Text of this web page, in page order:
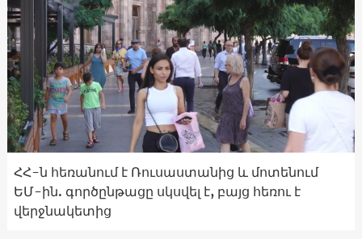
ՀՀ-ն հեռանում է Ռուսաստանից և մոտենում
ԵՄ-ին. գործընթացը սկսվել է, բայց հեռու է
վերջնակետից